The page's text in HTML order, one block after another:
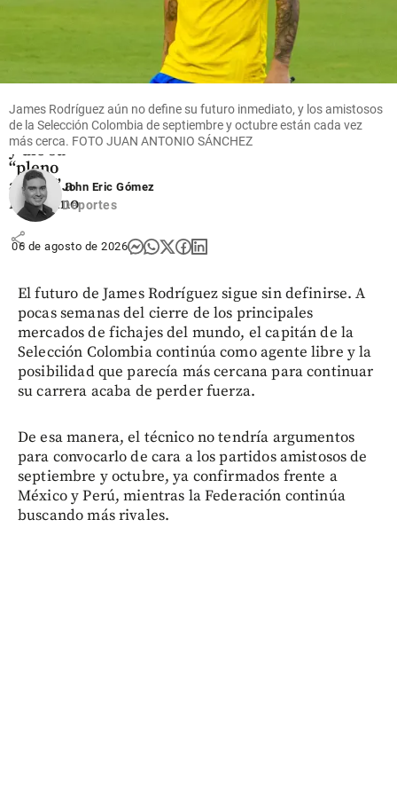
intenta
superar
con
disculpas
y dio su
“pleno
apoyo” a
Infantino
share
James Rodríguez aún no define su futuro inmediato, y los amistosos
de la Selección Colombia de septiembre y octubre están cada vez
más cerca. FOTO JUAN ANTONIO SÁNCHEZ
John Eric Gómez
Deportes
06 de agosto de 2026
El futuro de James Rodríguez sigue sin definirse. A
pocas semanas del cierre de los principales
mercados de fichajes del mundo, el capitán de la
Selección Colombia continúa como agente libre y la
posibilidad que parecía más cercana para continuar
su carrera acaba de perder fuerza.
De esa manera, el técnico no tendría argumentos
para convocarlo de cara a los partidos amistosos de
septiembre y octubre, ya confirmados frente a
México y Perú, mientras la Federación continúa
buscando más rivales.